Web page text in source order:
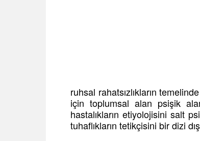
ruhsal rahatsızlıkların
için toplumsal alan psişik
hastalıkların etiyolojisini salt
tuhaflıkların tetikçisini bir dizi